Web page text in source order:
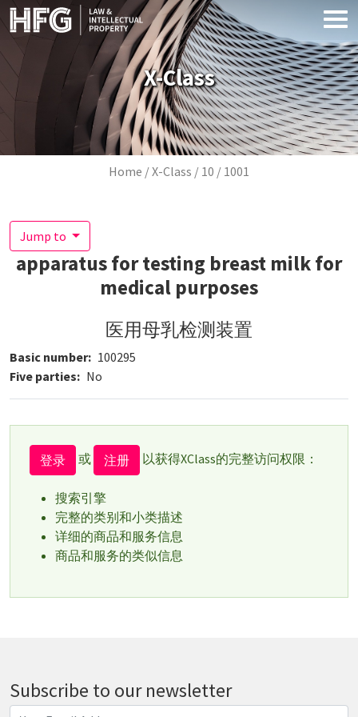
Skip to main content
X-Class
Breadcrumb
Home X-Class 10 1001
Jump to
apparatus for testing breast milk for
medical purposes
医用母乳检测装置
Basic number
100295
Five parties
No
登录 或 注册 以获得XClass的完整访问权限：
搜索引擎
完整的类别和小类描述
详细的商品和服务信息
商品和服务的类似信息
Subscribe to our newsletter